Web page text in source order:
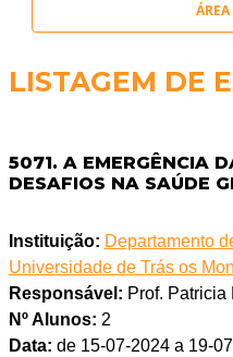
ÁREA
LISTAGEM DE
5071. A EMERGÊNCIA
DESAFIOS NA SAÚDE
Instituição: Departamento
Universidade de Trás os
Responsável: Prof. Patricia
Nº Alunos: 2
Data: de 15-07-2024 a 19-